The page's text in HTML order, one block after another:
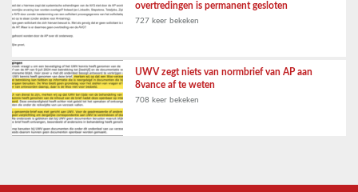
overtredingen is permanent gesloten
727 keer bekeken
UWV zegt niets van normbrief van AP aan
8vance af te weten
708 keer bekeken